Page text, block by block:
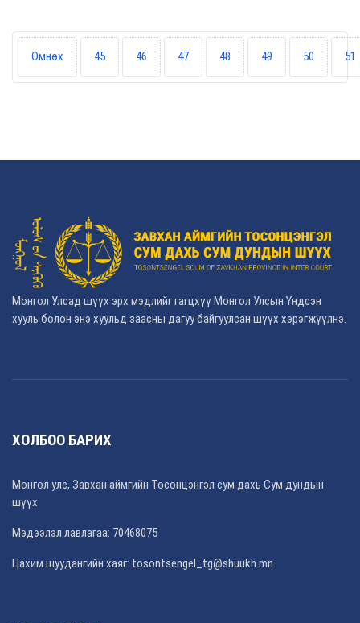
Өмнөх 45 46 47 48 49 50 51
Монгол Улсад шүүх эрх мэдлийг гагцхүү Монгол Улсын Үндсэн
хууль болон энэ хуульд заасны дагуу байгуулсан шүүх хэрэгжүүлнэ.
ХОЛБОО БАРИХ
Монгол улс, Завхан аймгийн Тосонцэнгэл сум дахь Сум дундын
шүүх
Мэдээлэл лавлагаа: 70468075
Цахим шуудангийн хаяг: tosontsengel_tg@shuukh.mn